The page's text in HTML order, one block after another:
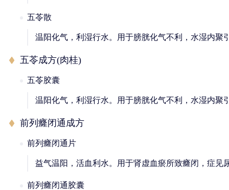
五苓散
温阳化气，利湿行水。用于膀胱化气不利，水湿内
五苓成方(肉桂)
五苓胶囊
温阳化气，利湿行水。用于膀胱化气不利，水湿内
前列癃闭通成方
前列癃闭通片
益气温阳，活血利水。用于肾虚血瘀所致癃闭，症
前列癃闭通胶囊